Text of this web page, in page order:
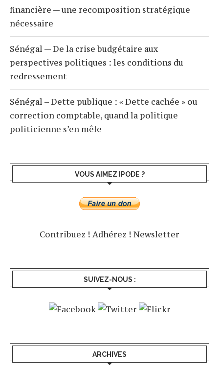
financière — une recomposition stratégique
nécessaire
Sénégal — De la crise budgétaire aux
perspectives politiques : les conditions du
redressement
Sénégal – Dette publique : « Dette cachée » ou
correction comptable, quand la politique
politicienne s’en mêle
VOUS AIMEZ IPODE ?
Contribuez ! Adhérez ! Newsletter
SUIVEZ-NOUS :
ARCHIVES